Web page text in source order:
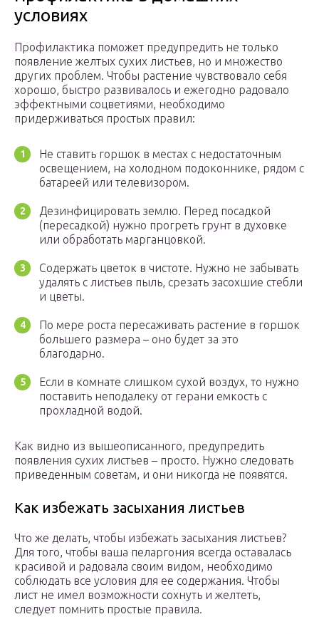
условиях
Профилактика поможет предупредить не только
появление желтых сухих листьев, но и множество
других проблем. Чтобы растение чувствовало себя
хорошо, быстро развивалось и ежегодно радовало
эффектными соцветиями, необходимо
придерживаться простых правил:
Не ставить горшок в местах с недостаточным
освещением, на холодном подоконнике, рядом с
батареей или телевизором.
Дезинфицировать землю. Перед посадкой
(пересадкой) нужно прогреть грунт в духовке
или обработать марганцовкой.
Содержать цветок в чистоте. Нужно не забывать
удалять с листьев пыль, срезать засохшие стебли
и цветы.
По мере роста пересаживать растение в горшок
большего размера – оно будет за это
благодарно.
Если в комнате слишком сухой воздух, то нужно
поставить неподалеку от герани емкость с
прохладной водой.
Как видно из вышеописанного, предупредить
появления сухих листьев – просто. Нужно следовать
приведенным советам, и они никогда не появятся.
Как избежать засыхания листьев
Что же делать, чтобы избежать засыхания листьев?
Для того, чтобы ваша пеларгония всегда оставалась
красивой и радовала своим видом, необходимо
соблюдать все условия для ее содержания. Чтобы
лист не имел возможности сохнуть и желтеть,
следует помнить простые правила.